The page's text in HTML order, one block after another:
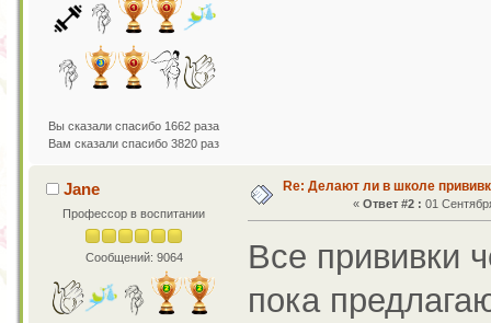
Вы сказали спасибо 1662 раза
Вам сказали спасибо 3820 раз
Jane
Профессор в воспитании
Сообщений: 9064
Re: Делают ли в школе
«Ответ #2 : 01
Все прививки
пока